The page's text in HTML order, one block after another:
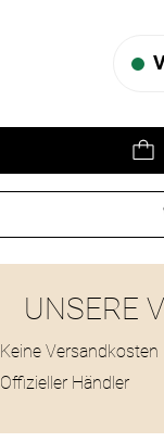
UNSERE
Keine Versandkosten
Offizieller Händler